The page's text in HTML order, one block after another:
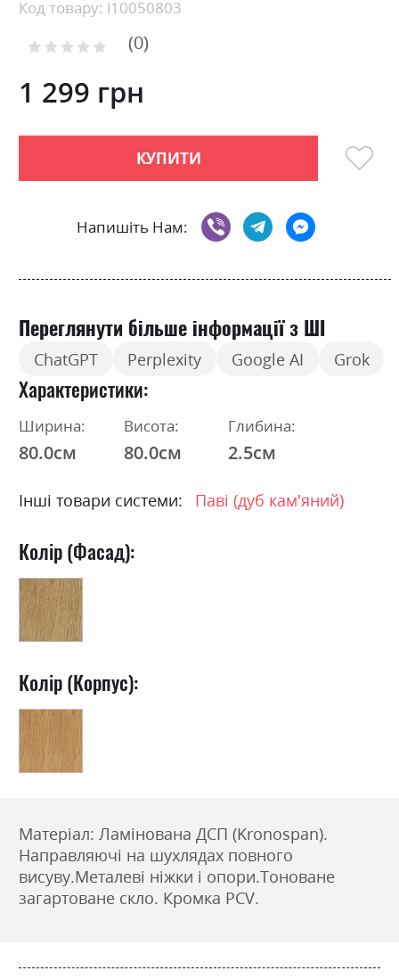
Skip
the
of
the
gallery
Код товару: l10050803
Рейтинг: 0
1 299 грн
КУПИТИ
Напишіть Нам:
Переглянути більше інформації з ШІ
ChatGPT Perplexity Google AI Grok
Характеристики
Ширина:
80.0см
Висота:
80.0см
Глибина:
2.5см
Інші товари системи: Паві (дуб кам'яний)
Колір (Фасад):
Колір (Корпус):
Матеріал: Ламінована ДСП (Kronospan).
Направляючі на шухлядах повного
висуву.Металеві ніжки і опори.Тоноване
загартоване скло. Кромка PCV.